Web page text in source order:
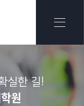
실한 길!
원